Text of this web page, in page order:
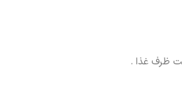
ظرف غذا .